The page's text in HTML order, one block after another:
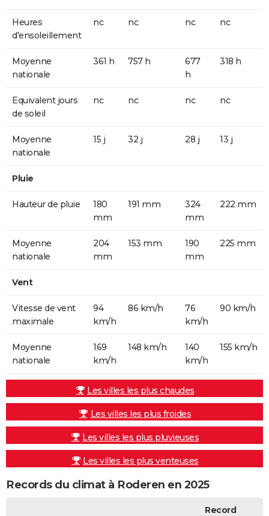
Heures
d'ensoleillement
nc nc nc nc
Moyenne
nationale
361 h 757 h
677
h
318 h
Equivalent jours
de soleil
nc nc nc nc
Moyenne
nationale
15 j 32 j 28 j 13 j
Pluie
Hauteur de pluie
180
mm
191 mm
324
mm
222 mm
Moyenne
nationale
204
mm
153 mm
190
mm
225 mm
Vent
Vitesse de vent
maximale
94
km/h
86 km/h
76
km/h
90 km/h
Moyenne
nationale
169
km/h
148 km/h
140
km/h
155 km/h
Les villes les plus chaudes
Les villes les plus froides
Les villes les plus pluvieuses
Les villes les plus venteuses
Records du climat à Roderen en 2025
Record